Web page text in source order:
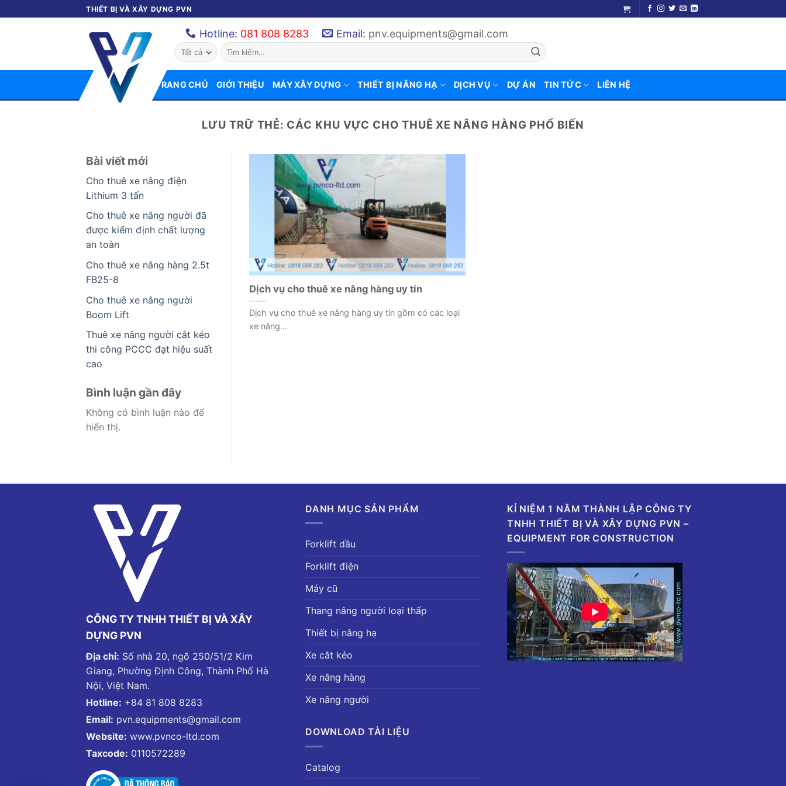
qua
THIẾT BỊ VÀ XÂY DỰNG PVN
Hotline: 081 808 8283 Email: pnv.equipments@gmail.com
Tìm
kiếm:
TRANG CHỦ GIỚI THIỆU MÁY XÂY DỰNG THIẾT BỊ NÂNG HẠ DỊCH VỤ DỰ ÁN TIN TỨC LIÊN HỆ
LƯU TRỮ THẺ: CÁC KHU VỰC CHO THUÊ XE NÂNG HÀNG PHỔ BIẾN
Bài viết mới
Cho thuê xe nâng điện
Lithium 3 tấn
Cho thuê xe nâng người đã
được kiểm định chất lượng
an toàn
Cho thuê xe nâng hàng 2.5t
FB25-8
Cho thuê xe nâng người
Boom Lift
Thuê xe nâng người cắt kéo
thi công PCCC đạt hiệu suất
cao
Bình luận gần đây
Không có bình luận nào để
hiển thị.
Dịch vụ cho thuê xe nâng hàng uy tín
Dịch vụ cho thuê xe nâng hàng uy tín gồm có các loại
xe nâng...
CÔNG TY TNHH THIẾT BỊ VÀ XÂY
DỰNG PVN
Địa chỉ: Số nhà 20, ngõ 250/51/2 Kim
Giang, Phường Định Công, Thành Phố Hà
Nội, Việt Nam.
Hotline: +84 81 808 8283
Email: pvn.equipments@gmail.com
Website: www.pvnco-ltd.com
Taxcode: 0110572289
DANH MỤC SẢN PHẨM
Forklift dầu
Forklift điện
Máy cũ
Thang nâng người loại thấp
Thiết bị nâng hạ
Xe cắt kéo
Xe nâng hàng
Xe nâng người
DOWNLOAD TÀI LIỆU
Catalog
KỈ NIỆM 1 NĂM THÀNH LẬP CÔNG TY
TNHH THIẾT BỊ VÀ XÂY DỰNG PVN –
EQUIPMENT FOR CONSTRUCTION